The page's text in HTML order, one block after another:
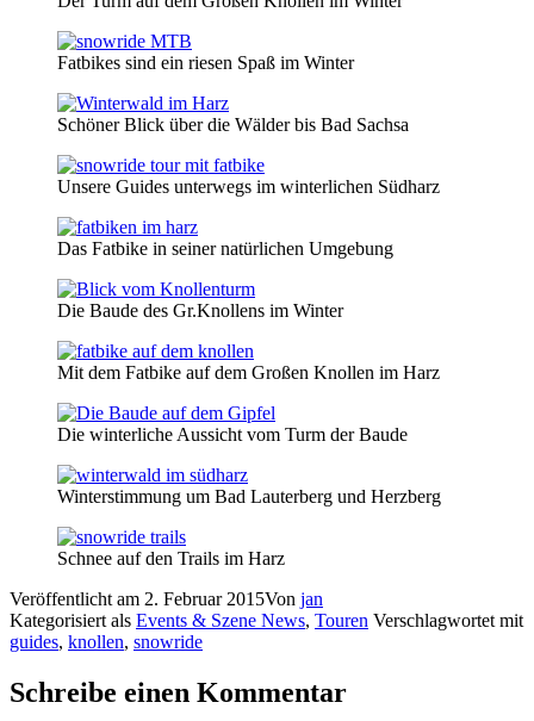
Fatbikes sind ein riesen Spaß im Winter
Schöner Blick über die Wälder bis Bad Sachsa
Unsere Guides unterwegs im winterlichen Südharz
Das Fatbike in seiner natürlichen Umgebung
Die Baude des Gr.Knollens im Winter
Mit dem Fatbike auf dem Großen Knollen im Harz
Die winterliche Aussicht vom Turm der Baude
Winterstimmung um Bad Lauterberg und Herzberg
Schnee auf den Trails im Harz
Veröffentlicht am 2. Februar 2015Von jan
Kategorisiert als Events & Szene News, Touren Verschlagwortet mit
guides, knollen, snowride
Schreibe einen Kommentar